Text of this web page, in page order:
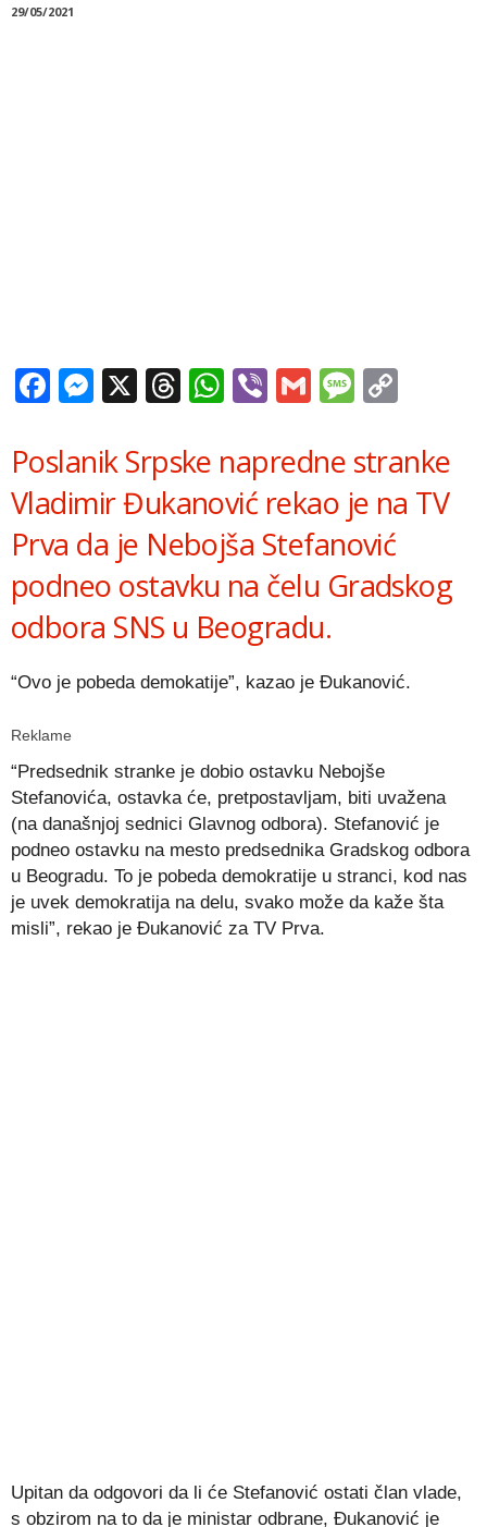
29/05/2021
Facebook
Messenger
X Threads
WhatsApp
ViberGmail
Poslanik Srpske napredne stranke
Vladimir Đukanović rekao je na TV
Prva da je Nebojša Stefanović
podneo ostavku na čelu Gradskog
odbora SNS u Beogradu.
“Ovo je pobeda demokatije”, kazao je Đukanović.
Reklame
“Predsednik stranke je dobio ostavku Nebojše
Stefanovića, ostavka će, pretpostavljam, biti uvažena
(na današnjoj sednici Glavnog odbora). Stefanović je
podneo ostavku na mesto predsednika Gradskog odbora
u Beogradu. To je pobeda demokratije u stranci, kod nas
je uvek demokratija na delu, svako može da kaže šta
misli”, rekao je Ðukanović za TV Prva.
Upitan da odgovori da li će Stefanović ostati član vlade,
s obzirom na to da je ministar odbrane, Ðukanović je